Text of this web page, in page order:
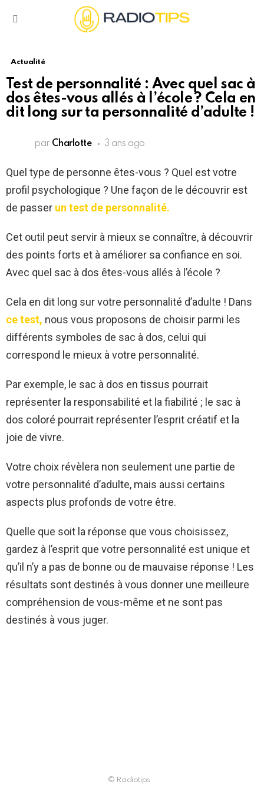
Actualité
Test de personnalité : Avec quel sac à
dos êtes-vous allés à l’école ? Cela en
dit long sur ta personnalité d’adulte !
par Charlotte 3 ans ago
Quel type de personne êtes-vous ? Quel est votre
profil psychologique ? Une façon de le découvrir est
de passer un test de personnalité.
Cet outil peut servir à mieux se connaître, à découvrir
des points forts et à améliorer sa confiance en soi.
Avec quel sac à dos êtes-vous allés à l’école ?
Cela en dit long sur votre personnalité d’adulte ! Dans
ce test, nous vous proposons de choisir parmi les
différents symboles de sac à dos, celui qui
correspond le mieux à votre personnalité.
Par exemple, le sac à dos en tissus pourrait
représenter la responsabilité et la fiabilité ; le sac à
dos coloré pourrait représenter l’esprit créatif et la
joie de vivre.
Votre choix révèlera non seulement une partie de
votre personnalité d’adulte, mais aussi certains
aspects plus profonds de votre être.
Quelle que soit la réponse que vous choisissez,
gardez à l’esprit que votre personnalité est unique et
qu’il n’y a pas de bonne ou de mauvaise réponse ! Les
résultats sont destinés à vous donner une meilleure
compréhension de vous-même et ne sont pas
destinés à vous juger.
© Radiotips